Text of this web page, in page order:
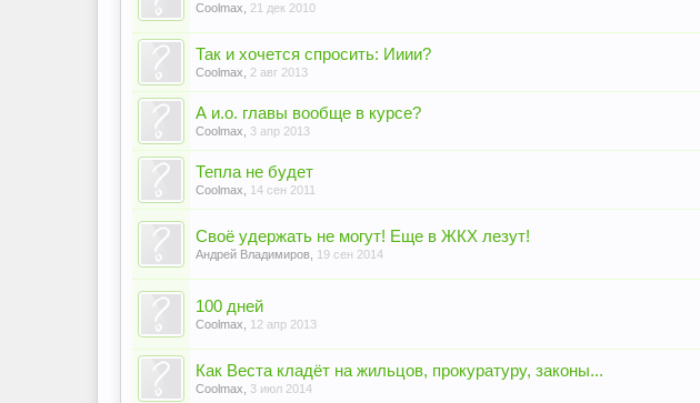
Coolmax 21 дек 2010
Так и хочется спросить: Ииии?
Coolmax 2 авг 2013
А и.о. главы вообще в курсе?
Coolmax 3 апр 2013
Тепла не будет
Coolmax 14 сен 2011
Своё удержать не могут! Еще в ЖКХ лезут!
Андрей Владимиров 19 сен 2014
100 дней
Coolmax 12 апр 2013
Как Веста кладёт на жильцов, прокуратуру, законы...
Coolmax 3 июл 2014